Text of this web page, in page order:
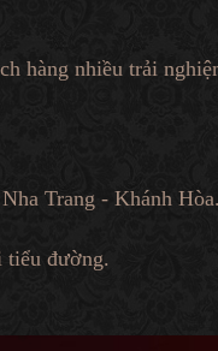
hàng nhiều trải
Trang - Khánh Hòa.
tiểu đường.